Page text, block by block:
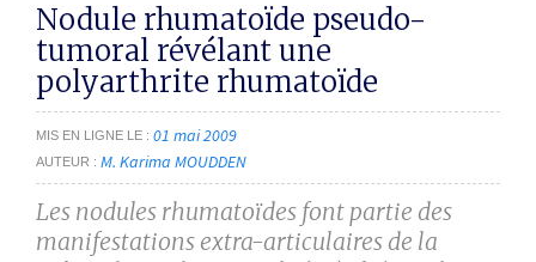
Nodule rhumatoïde pseudo-
tumoral révélant une
polyarthrite rhumatoïde
MIS EN LIGNE LE 01 mai 2009
AUTEUR M. Karima MOUDDEN
Les nodules rhumatoïdes font partie des
manifestations extra-articulaires de la